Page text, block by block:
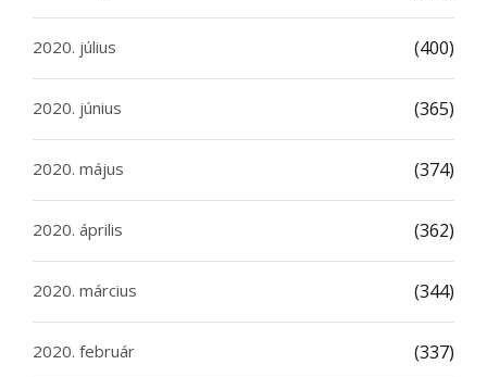
2020. július (400)
2020. június (365)
2020. május (374)
2020. április (362)
2020. március (344)
2020. február (337)